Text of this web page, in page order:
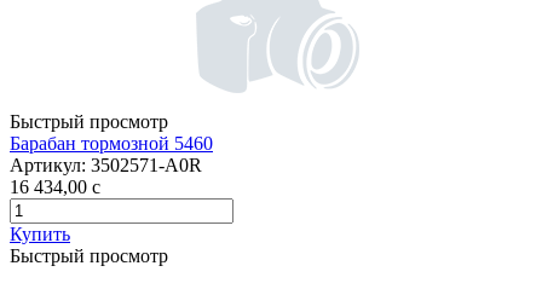
Быстрый просмотр
Барабан тормозной 5460
Артикул: 3502571-А0R
16 434,00 c
Купить
Быстрый просмотр